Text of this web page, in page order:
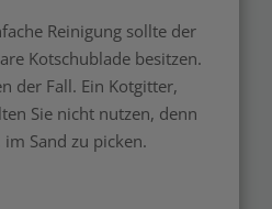
Reinigung sollte der
Kotschublade besitzen.
der Fall. Ein Kotgitter,
Sie nicht nutzen, denn
Sand zu picken.